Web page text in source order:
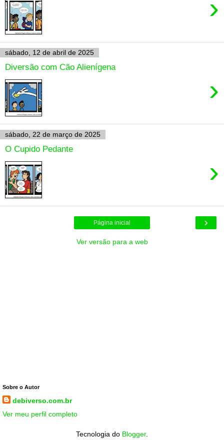
›
sábado, 12 de abril de 2025
Diversão com Cão Alienígena
›
sábado, 22 de março de 2025
O Cupido Pedante
›
›
Página inicial
Ver versão para a web
Sobre o Autor
debiverso.com.br
Ver meu perfil completo
Tecnologia do Blogger.